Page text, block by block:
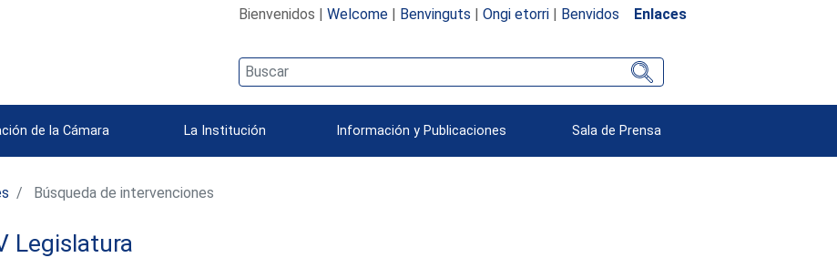
Bienvenidos | Welcome| Benvinguts | Ongi etorri| Benvidos Enlaces
de la Cámara La Institución Información y Publicaciones Sala de Prensa
Búsqueda de intervenciones
Legislatura